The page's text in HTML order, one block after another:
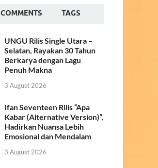
COMMENTS TAGS
UNGU Rilis Single Utara –
Selatan, Rayakan 30 Tahun
Berkarya dengan Lagu
Penuh Makna
3 August 2026
Ifan Seventeen Rilis “Apa
Kabar (Alternative Version)”,
Hadirkan Nuansa Lebih
Emosional dan Mendalam
3 August 2026